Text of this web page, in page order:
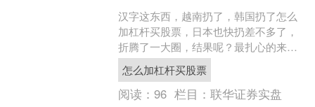
汉字这东西，越南扔了，韩国扔了怎么
加杠杆买股票，日本也快扔差不多了，
折腾了一大圈，结果呢？最扎心的来了
——这几个国家忽然发现，自己连祖宗
写的啥都看不懂了。 越南....
怎么加杠杆买股票
阅读：96 栏目：联华证券实盘